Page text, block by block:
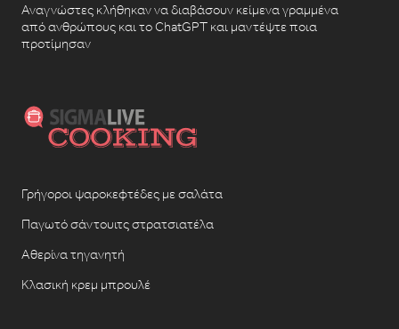
Αναγνώστες κλήθηκαν να διαβάσουν κείμενα γραμμένα
από ανθρώπους και το ChatGPT και μαντέψτε ποια
προτίμησαν
Γρήγοροι ψαροκεφτέδες με σαλάτα
Παγωτό σάντουιτς στρατσιατέλα
Αθερίνα τηγανητή
Κλασική κρεμ μπρουλέ